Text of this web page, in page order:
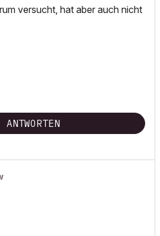
versucht, hat aber auch nicht
ANTWORTEN